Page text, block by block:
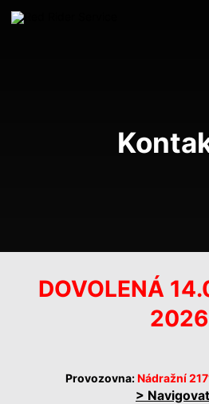
DOVOLENÁ
2026
Provozovna:Nádražní
>